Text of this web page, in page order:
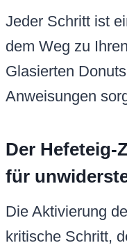
Jeder Schritt ist
dem Weg zu
Glasierten
Anweisungen
Der Hefeteig-
für
Die Aktivierung
kritische Schritt,